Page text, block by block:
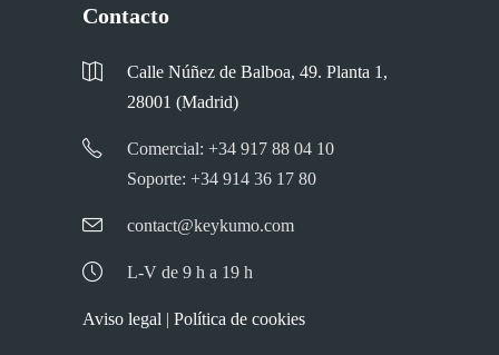
Contacto
Calle Núñez de Balboa, 49. Planta 1,
28001 (Madrid)
Comercial: +34 917 88 04 10
Soporte: +34 914 36 17 80
contact@keykumo.com
L-V de 9 h a 19 h
Aviso legal | Política de cookies